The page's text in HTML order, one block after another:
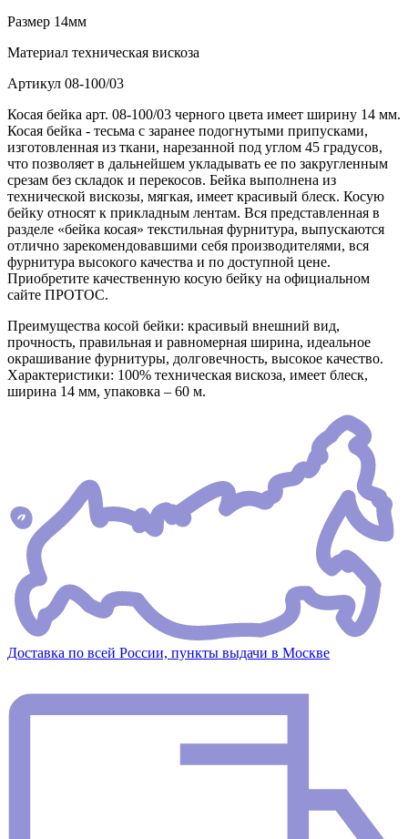
Размер 14мм
Материал техническая вискоза
Артикул 08-100/03
Косая бейка арт. 08-100/03 черного цвета имеет ширину 14 мм.
Косая бейка - тесьма с заранее подогнутыми припусками,
изготовленная из ткани, нарезанной под углом 45 градусов,
что позволяет в дальнейшем укладывать ее по закругленным
срезам без складок и перекосов. Бейка выполнена из
технической вискозы, мягкая, имеет красивый блеск. Косую
бейку относят к прикладным лентам. Вся представленная в
разделе «бейка косая» текстильная фурнитура, выпускаются
отлично зарекомендовавшими себя производителями, вся
фурнитура высокого качества и по доступной цене.
Приобретите качественную косую бейку на официальном
сайте ПРОТОС.
Преимущества косой бейки: красивый внешний вид,
прочность, правильная и равномерная ширина, идеальное
окрашивание фурнитуры, долговечность, высокое качество.
Характеристики: 100% техническая вискоза, имеет блеск,
ширина 14 мм, упаковка – 60 м.
Доставка по всей России, пункты выдачи в Москве